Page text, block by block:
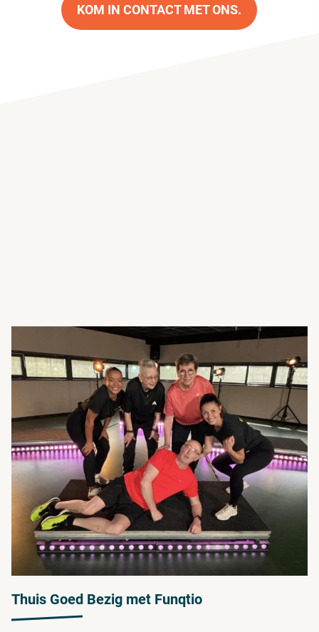
KOM IN CONTACT MET ONS.
Thuis Goed Bezig met Funqtio